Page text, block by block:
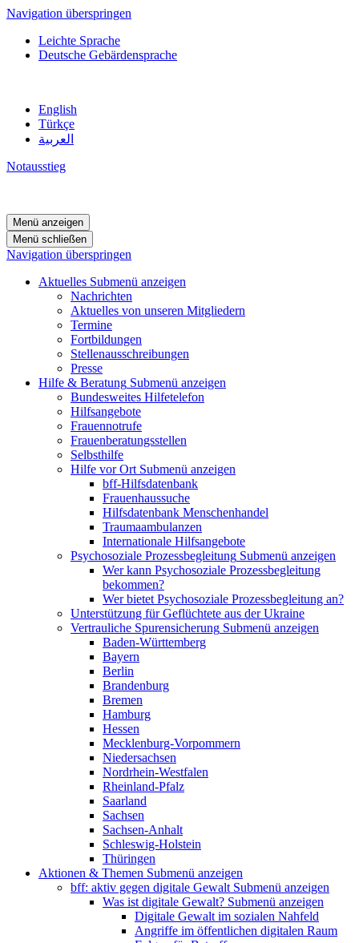
Navigation überspringen
Leichte Sprache
Deutsche Gebärdensprache
English
Türkçe
العربية
Notausstieg
Menü anzeigen
Menü schließen
Navigation überspringen
Aktuelles Submenü anzeigen
Nachrichten
Aktuelles von unseren Mitgliedern
Termine
Fortbildungen
Stellenausschreibungen
Presse
Hilfe & Beratung Submenü anzeigen
Bundesweites Hilfetelefon
Hilfsangebote
Frauennotrufe
Frauenberatungsstellen
Selbsthilfe
Hilfe vor Ort Submenü anzeigen
bff-Hilfsdatenbank
Frauenhaussuche
Hilfsdatenbank Menschenhandel
Traumaambulanzen
Internationale Hilfsangebote
Psychosoziale Prozessbegleitung Submenü anzeigen
Wer kann Psychosoziale Prozessbegleitung
bekommen?
Wer bietet Psychosoziale Prozessbegleitung an?
Unterstützung für Geflüchtete aus der Ukraine
Vertrauliche Spurensicherung Submenü anzeigen
Baden-Württemberg
Bayern
Berlin
Brandenburg
Bremen
Hamburg
Hessen
Mecklenburg-Vorpommern
Niedersachsen
Nordrhein-Westfalen
Rheinland-Pfalz
Saarland
Sachsen
Sachsen-Anhalt
Schleswig-Holstein
Thüringen
Aktionen & Themen Submenü anzeigen
bff: aktiv gegen digitale Gewalt Submenü anzeigen
Was ist digitale Gewalt? Submenü anzeigen
Digitale Gewalt im sozialen Nahfeld
Angriffe im öffentlichen digitalen Raum